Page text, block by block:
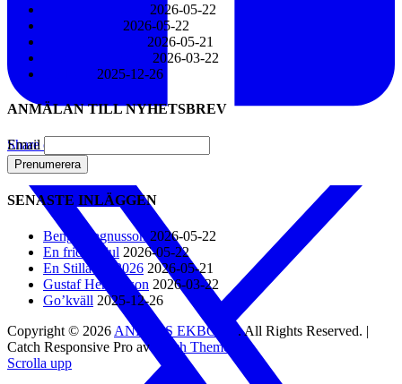
Share on Facebook
2026-05-22
2026-05-22
2026-05-21
2026-03-22
2025-12-26
ANMÄLAN TILL NYHETSBREV
Email
SENASTE INLÄGGEN
Bengt Magnusson 2026-05-22
En fridfull jul 2026-05-22
En Stilla Jul 2026 2026-05-21
Gustaf Henriksson 2026-03-22
Go’kväll 2025-12-26
Copyright © 2026 ANDERS EKBORG . All Rights Reserved. |
Catch Responsive Pro av
Catch Themes
Scrolla upp